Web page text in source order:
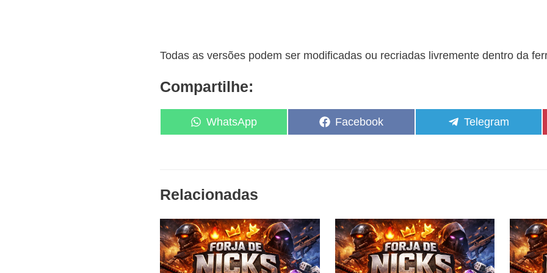
Todas as versões podem ser modificadas ou recriadas livremente dentro da
Compartilhe:
Share
on
WhatsApp
Share
on
Facebook
Share
on
Telegram
Relacionadas